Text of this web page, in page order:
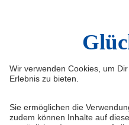
Service & Kontakt
Erklärung zur Barrierefreiheit